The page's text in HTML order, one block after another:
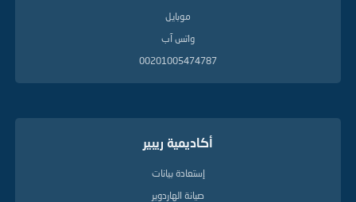
موبايل
واتس آب
00201005474787
أكاديمية ريبير
إستعادة بيانات
صيانة الهاردوير